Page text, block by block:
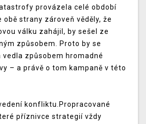
provázela celé období
obě strany zároveň věděly, že
válku zahájil, by sešel ze
způsobem. Proto by se
způsobem hromadné
– a právě o tom kampaně v této
konfliktu.Propracované
příznivce strategií vždy